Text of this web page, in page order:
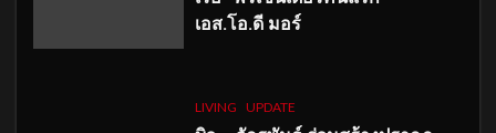
เอส.โอ.ดี มอร์
LIVING UPDATE